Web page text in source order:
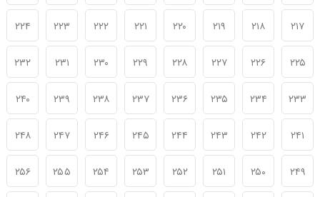
۲۱۷ ۲۱۸ ۲۱۹ ۲۲۰ ۲۲۱ ۲۲۲ ۲۲۳ ۲۲۴
۲۲۵ ۲۲۶ ۲۲۷ ۲۲۸ ۲۲۹ ۲۳۰ ۲۳۱ ۲۳۲
۲۳۳ ۲۳۴ ۲۳۵ ۲۳۶ ۲۳۷ ۲۳۸ ۲۳۹ ۲۴۰
۲۴۱ ۲۴۲ ۲۴۳ ۲۴۴ ۲۴۵ ۲۴۶ ۲۴۷ ۲۴۸
۲۴۹ ۲۵۰ ۲۵۱ ۲۵۲ ۲۵۳ ۲۵۴ ۲۵۵ ۲۵۶